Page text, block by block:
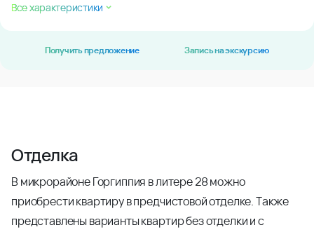
Все характеристики
Получить предложение Запись на экскурсию
Отделка
В микрорайоне Горгиппия в литере 28 можно
приобрести квартиру в предчистовой отделке. Также
представлены варианты квартир без отделки и с